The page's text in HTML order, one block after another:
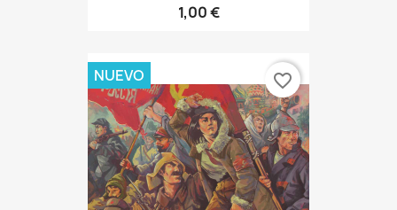
1,00 €
NUEVO favorite_border